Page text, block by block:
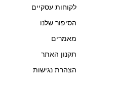
לקוחות עסקיים
הסיפור שלנו
מאמרים
תקנון האתר
הצהרת נגישות